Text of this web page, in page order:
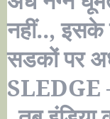
नहीं.., इसके
सडकों पर